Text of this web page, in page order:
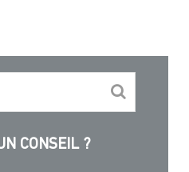
CONSEIL ?